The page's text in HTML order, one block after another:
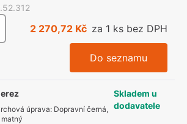
2 270,72 Kč za 1 ks bez DPH
Do seznamu
úprava: Dopravní černá,
matný
Skladem u
dodavatele